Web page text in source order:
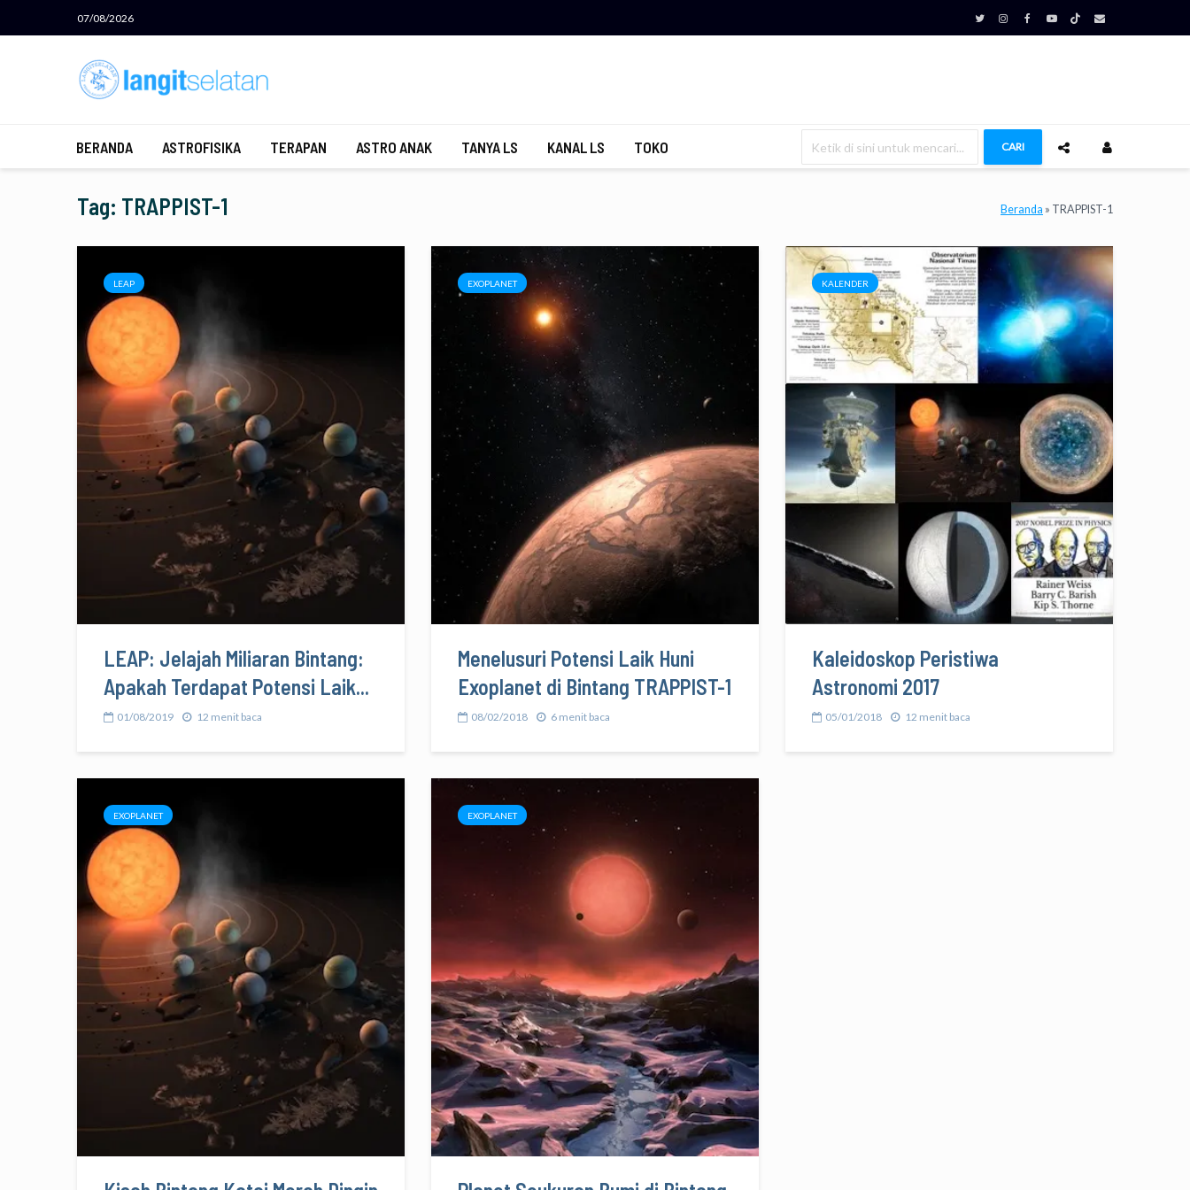
07/08/2026
BERANDA ASTROFISIKA TERAPAN ASTRO ANAK TANYA LS KANAL LS TOKO CARI
Tag: TRAPPIST-1 Beranda » TRAPPIST-1
LEAP
LEAP: Jelajah Miliaran Bintang:
Apakah Terdapat Potensi Laik...
01/08/2019 12 menit baca
EXOPLANET
Menelusuri Potensi Laik Huni
Exoplanet di Bintang TRAPPIST-1
08/02/2018 6 menit baca
KALENDER
Kaleidoskop Peristiwa
Astronomi 2017
05/01/2018 12 menit baca
EXOPLANET EXOPLANET